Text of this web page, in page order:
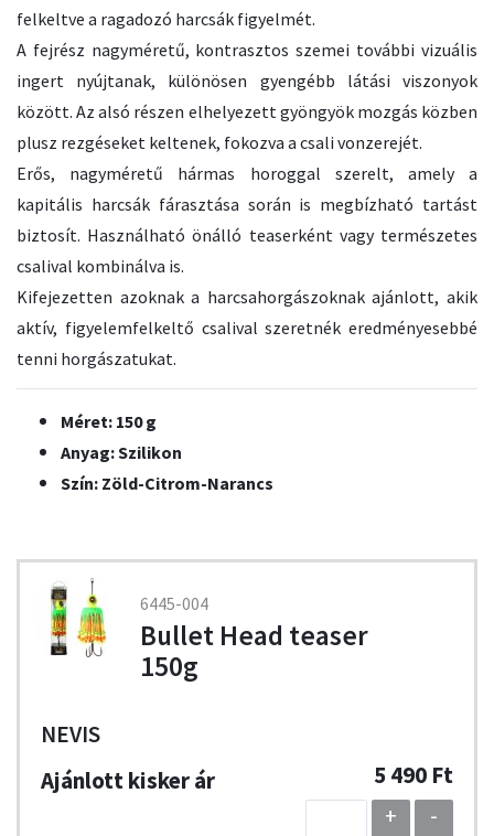
felkeltve a ragadozó harcsák figyelmét.
A fejrész nagyméretű, kontrasztos szemei további vizuális
ingert nyújtanak, különösen gyengébb látási viszonyok
között. Az alsó részen elhelyezett gyöngyök mozgás közben
plusz rezgéseket keltenek, fokozva a csali vonzerejét.
Erős, nagyméretű hármas horoggal szerelt, amely a
kapitális harcsák fárasztása során is megbízható tartást
biztosít. Használható önálló teaserként vagy természetes
csalival kombinálva is.
Kifejezetten azoknak a harcsahorgászoknak ajánlott, akik
aktív, figyelemfelkeltő csalival szeretnék eredményesebbé
tenni horgászatukat.
Méret: 150 g
Anyag: Szilikon
Szín: Zöld-Citrom-Narancs
6445-004
Bullet Head teaser
150g
NEVIS
5 490 Ft
+
-